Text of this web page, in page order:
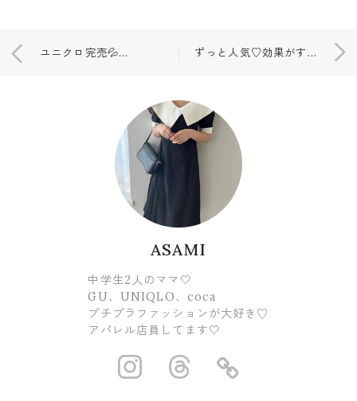
ユニクロ完売💦ラス１で購入できた商品！ ずっと人気♡効果がすごくて手放せない…💓
ASAMI
中学生2人のママ🤍
GU、UNIQLO、coca
プチプラファッションが大好き♡
アパレル店員してます🤍
https://https://